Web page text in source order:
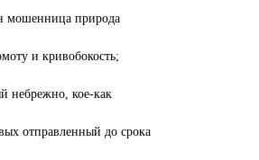
мошенница природа
и кривобокость;
небрежно, кое-как
отправленный до срока